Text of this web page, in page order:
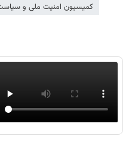
کمیسیون امنیت ملی و